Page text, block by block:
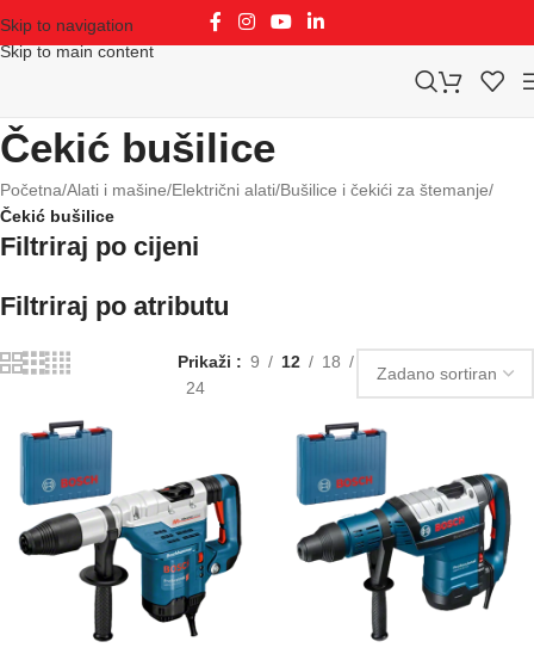
Skip to navigation
Skip to main content
Čekić bušilice
Početna/Alati i mašine/Električni alati/Bušilice i čekići za štemanje/
Čekić bušilice
Filtriraj po cijeni
Filtriraj po atributu
Prikaži 9 12
18
24